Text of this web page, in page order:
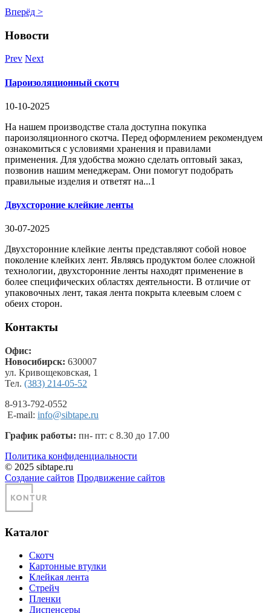
Вперёд >
Новости
Prev Next
Пароизоляционный скотч
10-10-2025
На нашем производстве стала доступна покупка
пароизоляционного скотча. Перед оформлением рекомендуем
ознакомиться с условиями хранения и правилами
применения. Для удобства можно сделать оптовый заказ,
позвонив нашим менеджерам. Они помогут подобрать
правильные изделия и ответят на...1
Двухстороние клейкие ленты
30-07-2025
Двухсторонние клейкие ленты представляют собой новое
поколение клейких лент. Являясь продуктом более сложной
технологии, двухсторонние ленты находят применение в
более специфических областях деятельности. В отличие от
упаковочных лент, такая лента покрыта клеевым слоем с
обеих сторон.
Контакты
Офис:
Новосибирск: 630007
ул. Кривощековская, 1
Тел. (383) 214-05-52
8-913-792-0552
E-mail: info@sibtape.ru
График работы: пн- пт: с 8.30 до 17.00
Политика конфиденциальности
© 2025 sibtape.ru
Создание сайтов Продвижение сайтов
Каталог
Скотч
Картонные втулки
Клейкая лента
Стрейч
Пленки
Диспенсеры